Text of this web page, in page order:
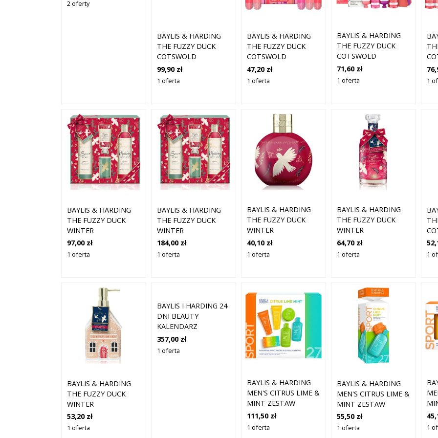
ŁAZIENKI)
2 oferty
BAYLIS & HARDING
THE FUZZY DUCK
COTSWOLD
COCKTAILS ZESTAW
UPOMINKOWY DO
99,90 zł
1 oferta
BAYLIS & HARDING
THE FUZZY DUCK
COTSWOLD
COCKTAILS ZESTAW
UPOMINKOWY DO
47,20 zł
1 oferta
BAYLIS & HARDING
THE FUZZY DUCK
COTSWOLD
COCKTAILS ZESTAW
UPOMINKOWY
71,60 zł
1 oferta 1
BAYLIS & HARDING
THE FUZZY DUCK
WINTER
WONDERLAND
ŚWIĄTECZNY ZESTAW
97,00 zł
1 oferta
BAYLIS & HARDING
THE FUZZY DUCK
WINTER
WONDERLAND
ZESTAW
KREM POD PRYSZNIC
+ 30 ML KREM
184,00 zł
1 oferta
BAYLIS & HARDING
THE FUZZY DUCK
WINTER
WONDERLAND PIANA
DO KĄPIELI EDYCJA
40,10 zł
1 oferta
BAYLIS & HARDING
THE FUZZY DUCK
WINTER
WONDERLAND PIANA
DO KĄPIELI EDYCJA
64,70 zł
1 oferta 1
BAYLIS & HARDING
THE FUZZY DUCK
WINTER
WONDERLAND
MYDŁO W PŁYNIE DO
53,20 zł
1 oferta
BAYLIS I HARDING 24
DNI BEAUTY
KALENDARZ
ADWENTOWY FUZZY
DUCK
357,00 zł
1 oferta
BAYLIS & HARDING
MEN'S CITRUS LIME &
MINT ZESTAW
UPOMINKOWY DLA
MĘŻCZYZN
111,50 zł
1 oferta
BAYLIS & HARDING
MEN'S CITRUS LIME &
MINT ZESTAW
UPOMINKOWY DLA
MĘŻCZYZN
55,50 zł
1 oferta 1